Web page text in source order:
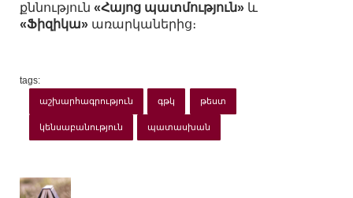
քննություն «Հայոց պատմություն» և
«Ֆիզիկա» առարկաներից։
tags:
աշխարհագրություն գթկ թեստ
կենսաբանություն պատասխան